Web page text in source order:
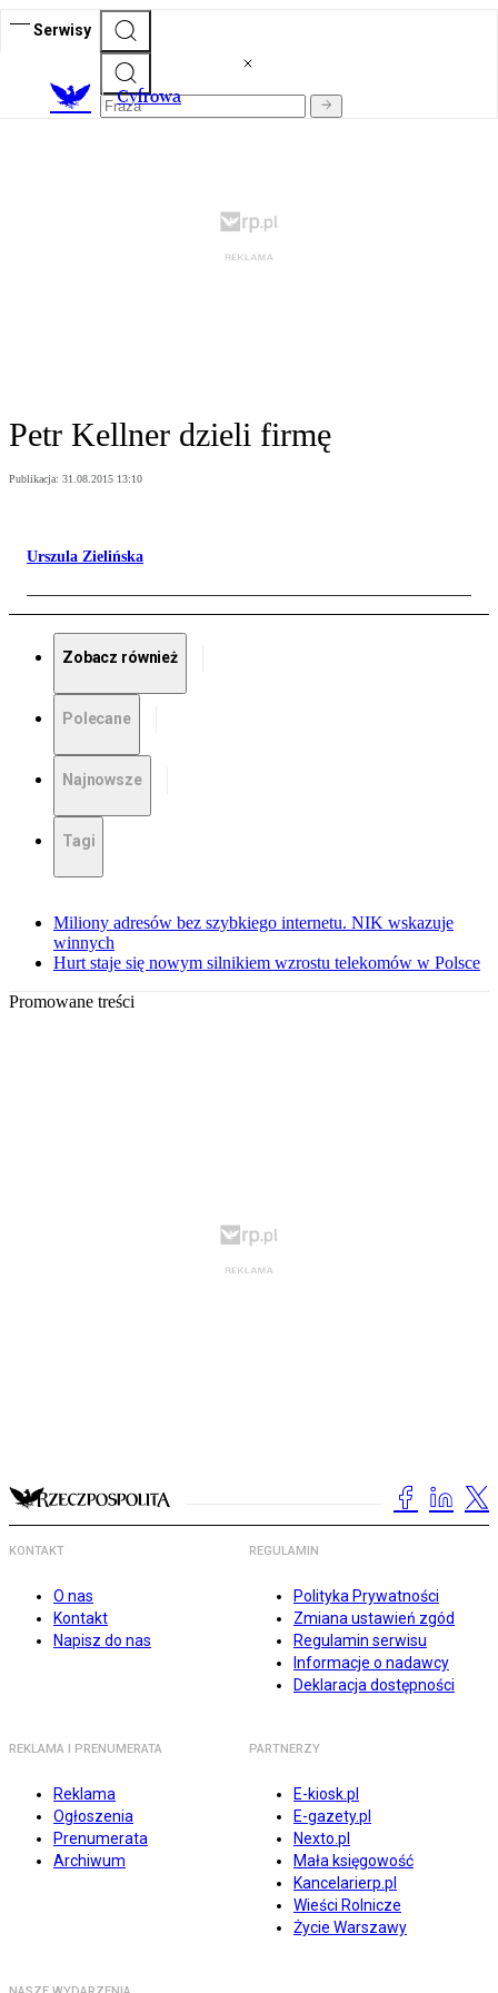
Serwisy
Cyfrowa
Petr Kellner dzieli firmę
Publikacja: 31.08.2015 13:10
Urszula Zielińska
Zobacz również
Polecane
Najnowsze
Tagi
Miliony adresów bez szybkiego internetu. NIK wskazuje
winnych
Hurt staje się nowym silnikiem wzrostu telekomów w Polsce
Promowane treści
KONTAKT
O nas
Kontakt
Napisz do nas
REGULAMIN
Polityka Prywatności
Zmiana ustawień zgód
Regulamin serwisu
Informacje o nadawcy
Deklaracja dostępności
REKLAMA I PRENUMERATA
Reklama
Ogłoszenia
Prenumerata
Archiwum
PARTNERZY
E-kiosk.pl
E-gazety.pl
Nexto.pl
Mała księgowość
Kancelarierp.pl
Wieści Rolnicze
Życie Warszawy